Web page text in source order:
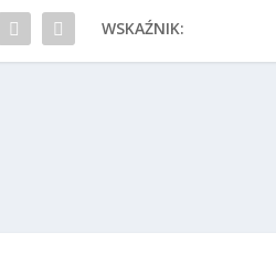
WSKAŹNIK: